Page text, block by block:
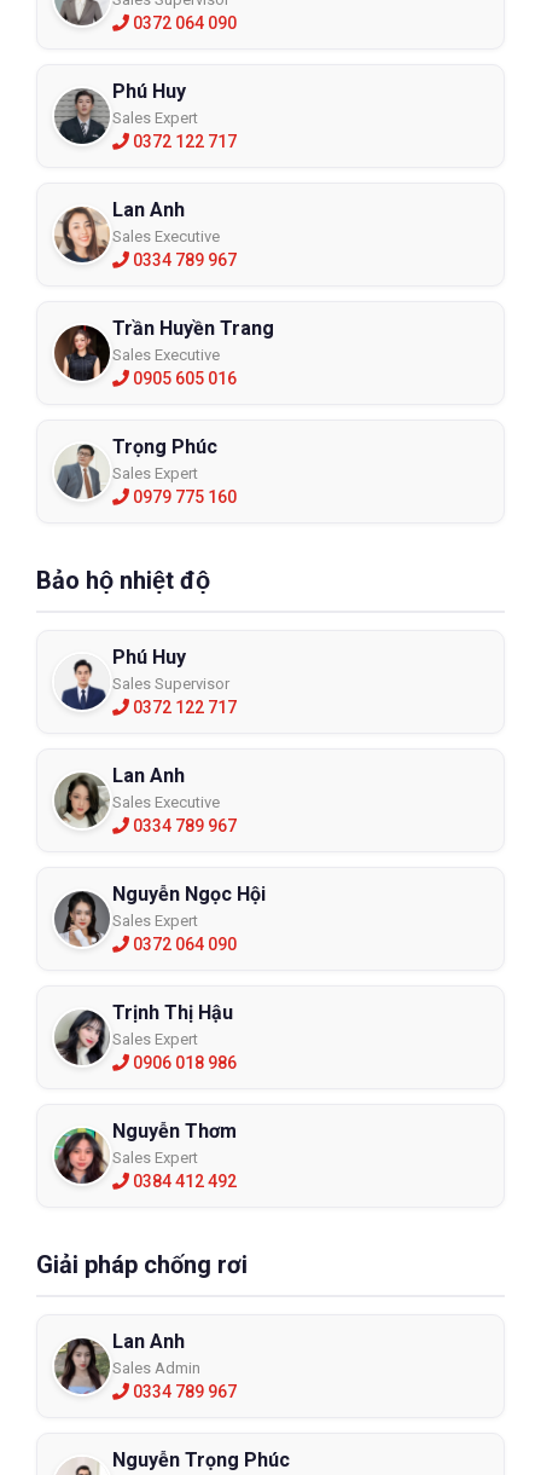
0372 064 090
Phú Huy
Sales Expert
0372 122 717
Lan Anh
Sales Executive
0334 789 967
Trần Huyền Trang
Sales Executive
0905 605 016
Trọng Phúc
Sales Expert
0979 775 160
Bảo hộ nhiệt độ
Phú Huy
Sales Supervisor
0372 122 717
Lan Anh
Sales Executive
0334 789 967
Nguyễn Ngọc Hội
Sales Expert
0372 064 090
Trịnh Thị Hậu
Sales Expert
0906 018 986
Nguyễn Thơm
Sales Expert
0384 412 492
Giải pháp chống rơi
Lan Anh
Sales Admin
0334 789 967
Nguyễn Trọng Phúc